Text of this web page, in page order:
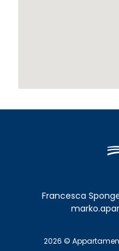
Francesca
2026 ©